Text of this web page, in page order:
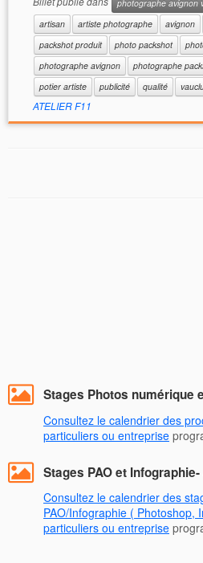
photographe avignon
artisan
artiste photographe avignon
packshot produit
photo packshot
photographe avignon
photographe
potier artiste
publicité qualité
ATELIER F11
Stages Photos numérique
Consultez le calendrier des
particuliers ou entreprise
Stages PAO et
Consultez le calendrier des
PAO/Infographie ( Photoshop,
particuliers ou entreprise